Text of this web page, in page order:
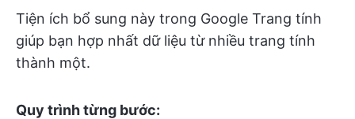
Tiện ích bổ sung này trong Google Trang tính
giúp bạn hợp nhất dữ liệu từ nhiều trang tính
thành một.
Quy trình từng bước: